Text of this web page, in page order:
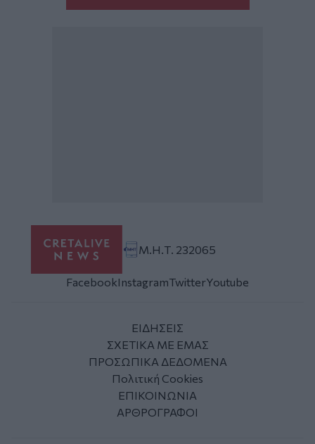
Μ.Η.Τ. 232065
FacebookInstagramTwitterYoutube
ΕΙΔΗΣΕΙΣ
ΣΧΕΤΙΚΑ ΜΕ ΕΜΑΣ
ΠΡΟΣΩΠΙΚΑ ΔΕΔΟΜΕΝΑ
Πολιτική Cookies
ΕΠΙΚΟΙΝΩΝΙΑ
ΑΡΘΡΟΓΡΑΦΟΙ